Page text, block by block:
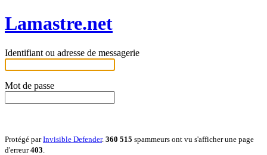
Lamastre.net
Identifiant ou adresse de messagerie
Mot de passe
Protégé parInvisible Defender. 360 515 spammeurs ont vu s'afficher une page
d'erreur403